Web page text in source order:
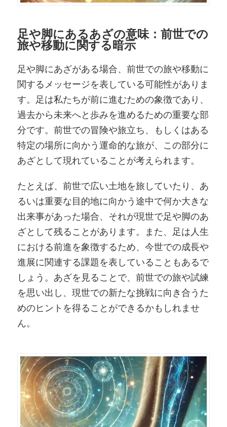
足や脚にあるあざの意味：前世での
旅や移動に関する暗示
足や脚にあざがある場合、前世での旅や移動に
関するメッセージを表している可能性がありま
す。足は私たちが前に進むための象徴であり、
過去から未来へと歩みを進めるための重要な部
分です。前世での冒険や旅立ち、もしくはある
特定の場所に向かう運命的な旅が、この部分に
あざとして現れていることが考えられます。
たとえば、前世で広い土地を旅していたり、あ
るいは重要な目的地に向かう途中で何か大きな
出来事があった場合、それが現世で足や脚のあ
ざとして残ることがあります。また、足は人生
における前進を象徴するため、今世での成長や
進展に関連する課題を表していることもあるで
しょう。あざを見ることで、前世での旅や試練
を思い出し、現世での新たな挑戦に向き合うた
めのヒントを得ることができるかもしれませ
ん。